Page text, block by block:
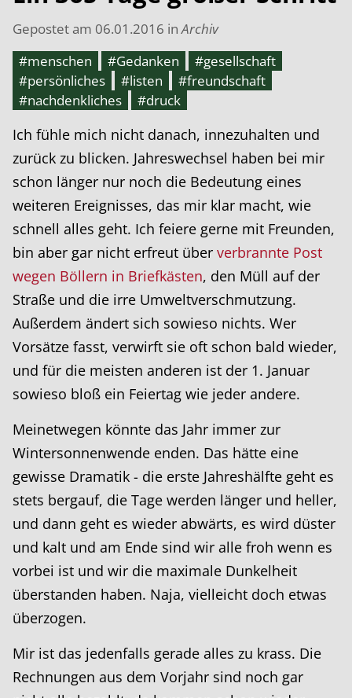
Gepostet am 06.01.2016 inArchiv
#menschen
#Gedanken
#gesellschaft
#persönliches
#listen
#freundschaft
#nachdenkliches
#druck
Ich fühle mich nicht danach, innezuhalten und
zurück zu blicken. Jahreswechsel haben bei mir
schon länger nur noch die Bedeutung eines
weiteren Ereignisses, das mir klar macht, wie
schnell alles geht. Ich feiere gerne mit Freunden,
bin aber gar nicht erfreut über verbrannte Post
wegen Böllern in Briefkästen, den Müll auf der
Straße und die irre Umweltverschmutzung.
Außerdem ändert sich sowieso nichts. Wer
Vorsätze fasst, verwirft sie oft schon bald wieder,
und für die meisten anderen ist der 1. Januar
sowieso bloß ein Feiertag wie jeder andere.
Meinetwegen könnte das Jahr immer zur
Wintersonnenwende enden. Das hätte eine
gewisse Dramatik - die erste Jahreshälfte geht es
stets bergauf, die Tage werden länger und heller,
und dann geht es wieder abwärts, es wird düster
und kalt und am Ende sind wir alle froh wenn es
vorbei ist und wir die maximale Dunkelheit
überstanden haben. Naja, vielleicht doch etwas
überzogen.
Mir ist das jedenfalls gerade alles zu krass. Die
Rechnungen aus dem Vorjahr sind noch gar